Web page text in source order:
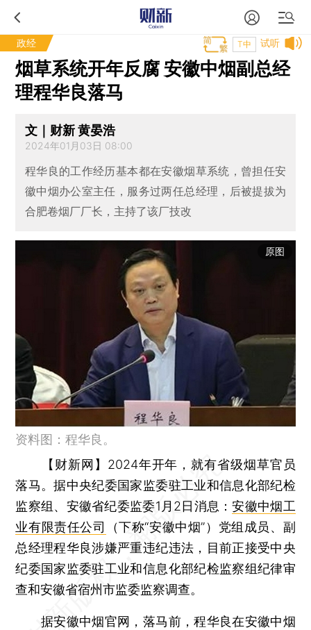
政经 试听
T中
烟草系统开年反腐 安徽中烟副总经
理程华良落马
文｜财新 黄晏浩
2024年01月03日 08:00
程华良的工作经历基本都在安徽烟草系统，曾担任安
徽中烟办公室主任，服务过两任总经理，后被提拔为
合肥卷烟厂厂长，主持了该厂技改
原图
资料图：程华良。
【财新网】 2024年开年，就有省级烟草官员
落马。据中央纪委国家监委驻工业和信息化部纪检
监察组、安徽省纪委监委1月2日消息：安徽中烟工
业有限责任公司
（下称“安徽中烟”）党组成员、副
总经理程华良涉嫌严重违纪违法，目前正接受中央
纪委国家监委驻工业和信息化部纪检监察组纪律审
查和安徽省宿州市监委监察调查。
据安徽中烟官网，落马前，程华良在安徽中烟